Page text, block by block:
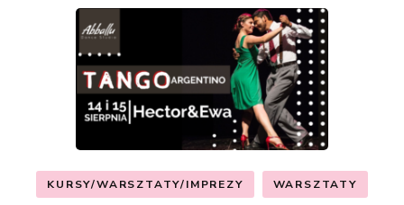
KURSY/WARSZTATY/IMPREZY WARSZTATY